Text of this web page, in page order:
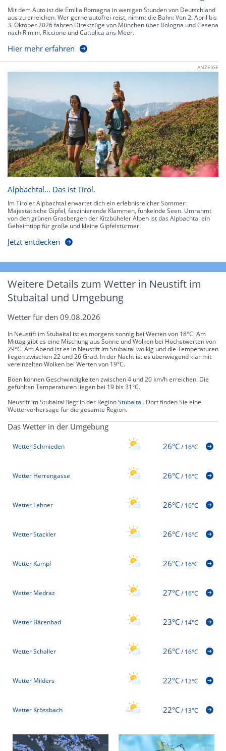
Mit dem Auto ist die Emilia Romagna in wenigen Stunden von Deutschland
aus zu erreichen. Wer gerne autofrei reist, nimmt die Bahn: Von 2. April bis
3. Oktober 2026 fahren Direktzüge von München über Bologna und Cesena
nach Rimini, Riccione und Cattolica ans Meer.
Hier mehr erfahren
ANZEIGE
Alpbachtal… Das ist Tirol.
Im Tiroler Alpbachtal erwartet dich ein erlebnisreicher Sommer:
Majestätische Gipfel, faszinierende Klammen, funkelnde Seen. Umrahmt
von den grünen Grasbergen der Kitzbüheler Alpen ist das Alpbachtal ein
Geheimtipp für große und kleine Gipfelstürmer.
Jetzt entdecken
Weitere Details zum Wetter in Neustift im
Stubaital und Umgebung
Wetter für den 09.08.2026
In Neustift im Stubaital ist es morgens sonnig bei Werten von 18°C. Am
Mittag gibt es eine Mischung aus Sonne und Wolken bei Höchstwerten von
29°C. Am Abend ist es in Neustift im Stubaital wolkig und die Temperaturen
liegen zwischen 22 und 26 Grad. In der Nacht ist es überwiegend klar mit
vereinzelten Wolken bei Werten von 19°C.
Böen können Geschwindigkeiten zwischen 4 und 20 km/h erreichen. Die
gefühlten Temperaturen liegen bei 19 bis 31°C.
Neustift im Stubaital liegt in der RegionStubaital. Dort finden Sie eine
Wettervorhersage für die gesamte Region.
Das Wetter in der Umgebung
Wetter Schmieden 26°C/16°C
Wetter Herrengasse 26°C/16°C
Wetter Lehner 26°C/16°C
Wetter Stackler 26°C/16°C
Wetter Kampl 26°C/16°C
Wetter Medraz 27°C/16°C
Wetter Bärenbad 23°C/14°C
Wetter Schaller 26°C/16°C
Wetter Milders 22°C/12°C
Wetter Krössbach 22°C/13°C